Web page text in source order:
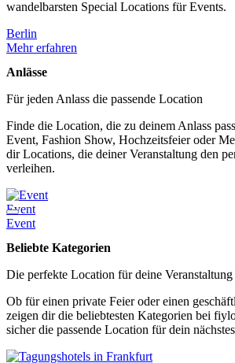
wandelbarsten Special Locations für Events.
Berlin
Mehr erfahren
Anlässe
Für jeden Anlass die passende Location
Finde die Location, die zu deinem Anlass
Event, Fashion Show, Hochzeitsfeier oder
dir Locations, die deiner Veranstaltung den
verleihen.
Event
Event
Beliebte Kategorien
Die perfekte Location für deine Veranstaltung
Ob für einen private Feier oder einen
zeigen dir die beliebtesten Kategorien bei
sicher die passende Location für dein